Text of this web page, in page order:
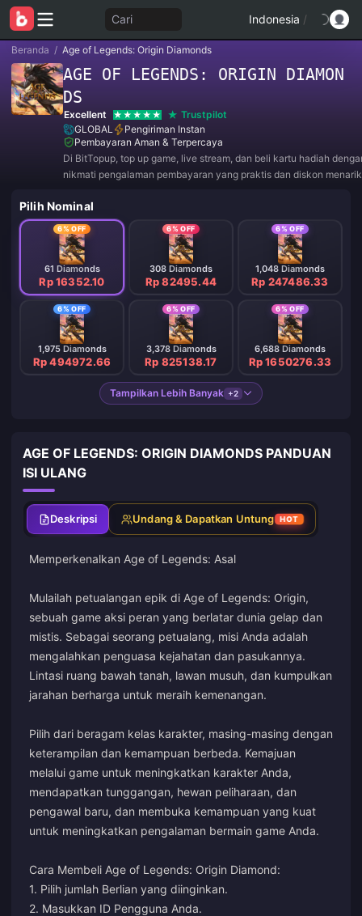
Cari Indonesia /
Beranda / Age of Legends: Origin Diamonds
AGE OF LEGENDS: ORIGIN DIAMON
DS
Excellent
Trustpilot
GLOBAL
Pengiriman Instan
Pembayaran Aman & Terpercaya
Di BitTopup, top up game, live stream, dan beli kartu hadiah
nikmati pengalaman pembayaran yang praktis dan diskon
Pilih Nominal
6% OFF
61 Diamonds
Rp 16352.10
6% OFF
308 Diamonds
Rp 82495.44
6% OFF
1,048 Diamonds
Rp 247486.33
6% OFF
1,975 Diamonds
Rp 494972.66
6% OFF
3,378 Diamonds
Rp 825138.17
6% OFF
6,688 Diamonds
Rp 1650276.33
Tampilkan Lebih Banyak +2
AGE OF LEGENDS: ORIGIN DIAMONDS PANDUAN
ISI ULANG
Deskripsi Undang & Dapatkan Untung HOT
Memperkenalkan Age of Legends: Asal
Mulailah petualangan epik di Age of Legends: Origin,
sebuah game aksi peran yang berlatar dunia gelap dan
mistis. Sebagai seorang petualang, misi Anda adalah
mengalahkan penguasa kejahatan dan pasukannya.
Lintasi ruang bawah tanah, lawan musuh, dan kumpulkan
jarahan berharga untuk meraih kemenangan.
Pilih dari beragam kelas karakter, masing-masing dengan
keterampilan dan kemampuan berbeda. Kemajuan
melalui game untuk meningkatkan karakter Anda,
mendapatkan tunggangan, hewan peliharaan, dan
pengawal baru, dan membuka kemampuan yang kuat
untuk meningkatkan pengalaman bermain game Anda.
Cara Membeli Age of Legends: Origin Diamond:
1. Pilih jumlah Berlian yang diinginkan.
2. Masukkan ID Pengguna Anda.